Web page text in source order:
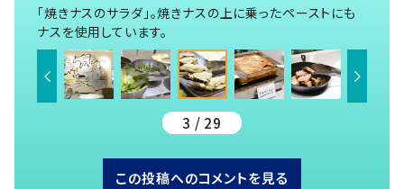
「焼きナスのサラダ」。焼きナスの上に乗ったペーストにも
ナスを使用しています。
3 / 29
この投稿へのコメントを見る